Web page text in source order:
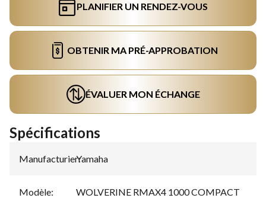
PLANIFIER UN RENDEZ-VOUS
OBTENIR MA PRÉ-APPROBATION
ÉVALUER MON ÉCHANGE
Spécifications
Manufacturier:
Yamaha
Modèle:
WOLVERINE RMAX4 1000 COMPACT